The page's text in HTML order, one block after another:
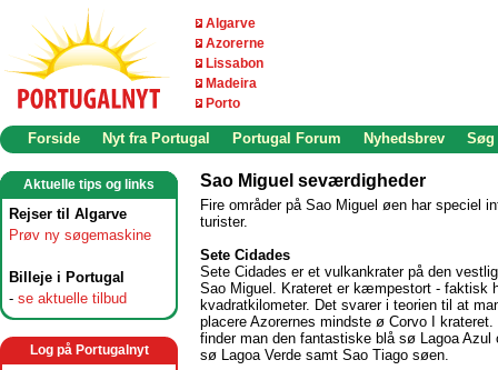
Algarve
Azorerne
Lissabon
Madeira
Porto
Forside Nyt fra Portugal Portugal Forum Nyhedsbrev Søg
Aktuelle tips og links
Rejser til Algarve
Prøv ny søgemaskine
Billeje i Portugal
- se aktuelle tilbud
Log på Portugalnyt
Sao Miguel seværdigheder
Fire områder på Sao Miguel øen har speciel
turister.
Sete Cidades
Sete Cidades er et vulkankrater på den
Sao Miguel. Krateret er kæmpestort - faktisk
kvadratkilometer. Det svarer i teorien til at
placere Azorernes mindste ø Corvo I krateret.
finder man den fantastiske blå sø Lagoa Azul
sø Lagoa Verde samt Sao Tiago søen.